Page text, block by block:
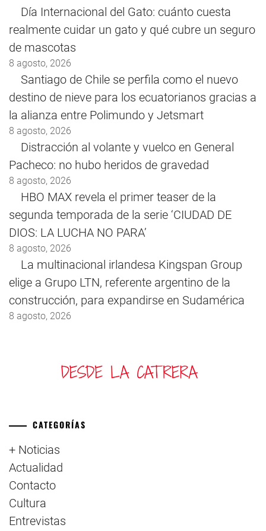
Día Internacional del Gato: cuánto cuesta
realmente cuidar un gato y qué cubre un seguro
de mascotas
8 agosto, 2026
Santiago de Chile se perfila como el nuevo
destino de nieve para los ecuatorianos gracias a
la alianza entre Polimundo y Jetsmart
8 agosto, 2026
Distracción al volante y vuelco en General
Pacheco: no hubo heridos de gravedad
8 agosto, 2026
HBO MAX revela el primer teaser de la
segunda temporada de la serie ‘CIUDAD DE
DIOS: LA LUCHA NO PARA’
8 agosto, 2026
La multinacional irlandesa Kingspan Group
elige a Grupo LTN, referente argentino de la
construcción, para expandirse en Sudamérica
8 agosto, 2026
CATEGORÍAS
+ Noticias
Actualidad
Contacto
Cultura
Entrevistas